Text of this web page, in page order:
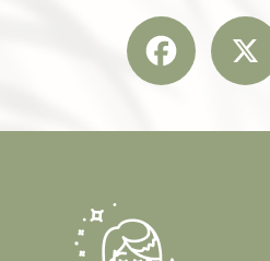
Facebook